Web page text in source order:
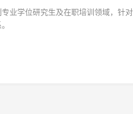
业学位研究生及在职培训领域，